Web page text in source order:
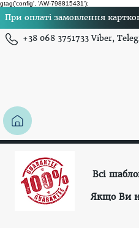
gtag('config', 'AW-798815431');
При оплаті замовлення
+38 068 3751733 Viber,
Всі
Якщо Ви